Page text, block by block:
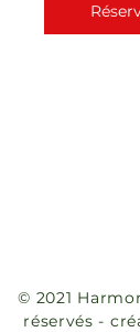
© 2021
réservés -